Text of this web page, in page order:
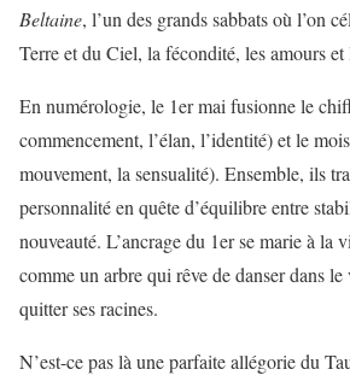
Beltaine, l’un des grands sabbats où l’on
Terre et du Ciel, la fécondité, les amours et
En numérologie, le 1er mai fusionne le
commencement, l’élan, l’identité) et le mois
mouvement, la sensualité). Ensemble, ils
personnalité en quête d’équilibre entre
nouveauté. L’ancrage du 1er se marie à la
comme un arbre qui rêve de danser dans le
quitter ses racines.
N’est-ce pas là une parfaite allégorie du